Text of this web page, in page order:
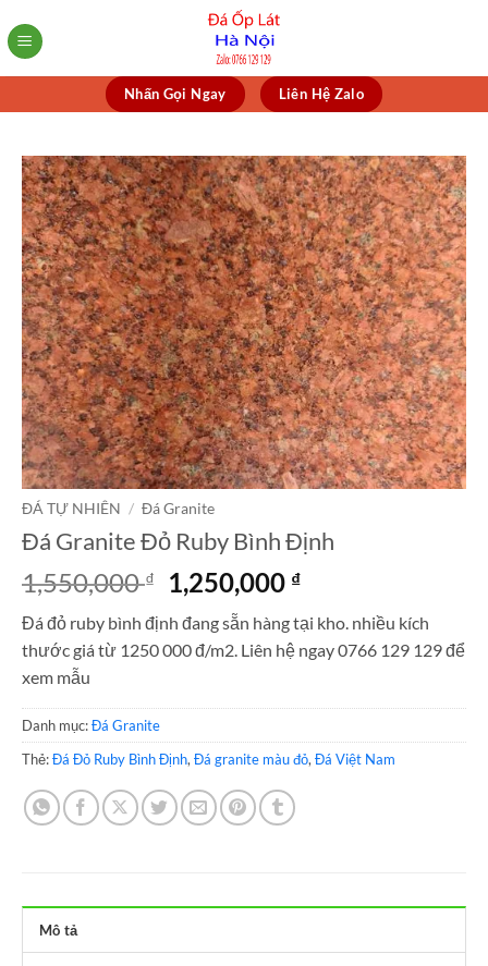
to
Nhấn Gọi Ngay Liên Hệ Zalo
ĐÁ TỰ NHIÊN / Đá Granite
Đá Granite Đỏ Ruby Bình Định
1,550,000₫
Giá
gốc
là:
1,550,000 ₫.
1,250,000 ₫Giá
tại
là:
Đá đỏ ruby bình định đang sẵn hàng tại kho. nhiều kích
thước giá từ 1250 000 đ/m2. Liên hệ ngay 0766 129 129 để
xem mẫu
Danh mục:Đá Granite
Thẻ:Đá Đỏ Ruby Bình Định, Đá granite màu đỏ, Đá Việt Nam
Mô tả